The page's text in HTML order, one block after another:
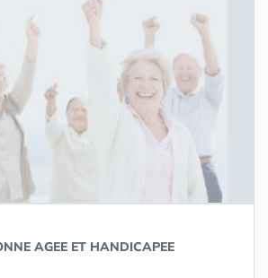
AGEE ET HANDICAPEE